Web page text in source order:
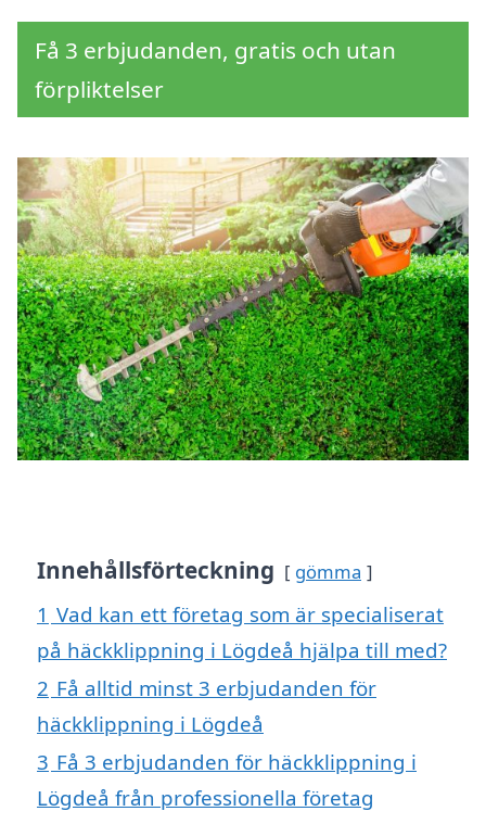
Få 3 erbjudanden, gratis och utan
förpliktelser
Innehållsförteckning gömma
1 Vad kan ett företag som är specialiserat
på häckklippning i Lögdeå hjälpa till med?
2 Få alltid minst 3 erbjudanden för
häckklippning i Lögdeå
3 Få 3 erbjudanden för häckklippning i
Lögdeå från professionella företag